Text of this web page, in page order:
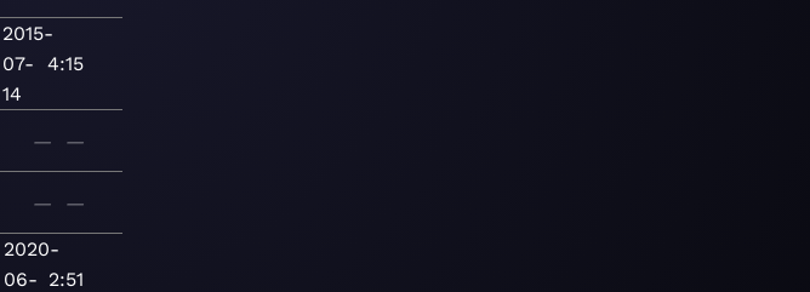
2015-
07-
14
4:15
— —
— —
2020-
06- 2:51